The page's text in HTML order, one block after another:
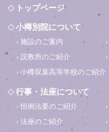
トップページ
小樽別院について
施設のご案内
説教所のご紹介
小樽双葉高等学校のご紹介
行事・法座について
恒例法要のご紹介
法座のご紹介